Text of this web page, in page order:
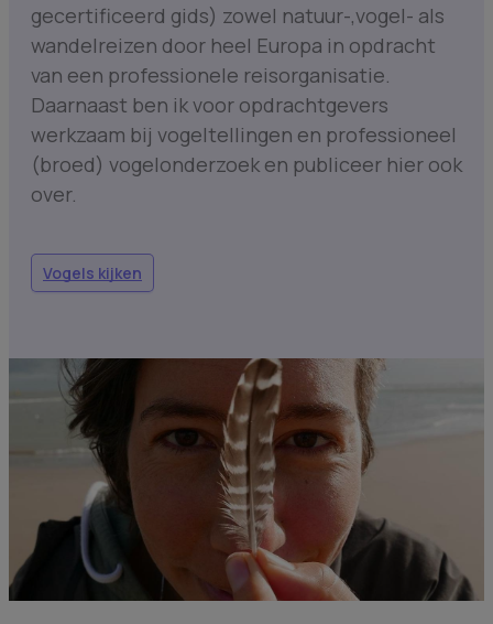
gecertificeerd gids) zowel natuur-,vogel- als
wandelreizen door heel Europa in opdracht
van een professionele reisorganisatie.
Daarnaast ben ik voor opdrachtgevers
werkzaam bij vogeltellingen en professioneel
(broed) vogelonderzoek en publiceer hier ook
over.
Vogels kijken